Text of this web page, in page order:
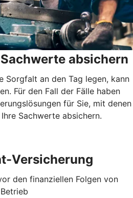
absichern
Sorgfalt an den Tag legen, kann
Für den Fall der Fälle haben
für Sie, mit denen
Sachwerte absichern.
Versicherung
den finanziellen Folgen von